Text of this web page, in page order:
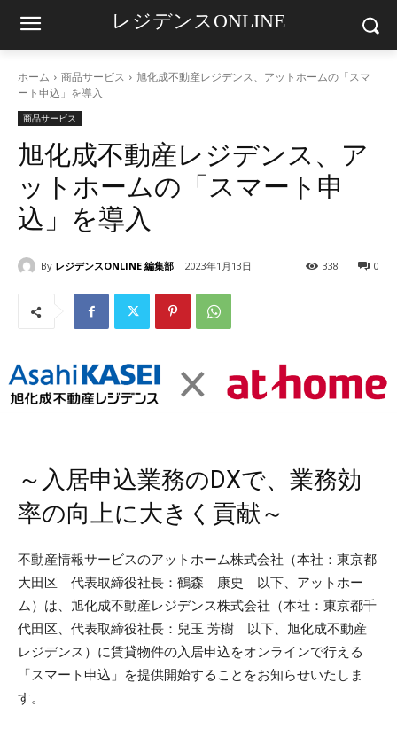
レジデンスONLINE
ホーム 商品サービス
旭化成不動産レジデンス、アットホームの「スマ
ート申込」を導入
商品サービス
旭化成不動産レジデンス、ア
ットホームの「スマート申
込」を導入
By レジデンスONLINE 編集部 2023年1月13日 0
338
～入居申込業務のDXで、業務効
率の向上に大きく貢献～
不動産情報サービスのアットホーム株式会社（本社：東京都
大田区 代表取締役社長：鶴森 康史 以下、アットホー
ム）は、旭化成不動産レジデンス株式会社（本社：東京都千
代田区、代表取締役社長：兒玉 芳樹 以下、旭化成不動産
レジデンス）に賃貸物件の入居申込をオンラインで行える
「スマート申込」を提供開始することをお知らせいたしま
す。